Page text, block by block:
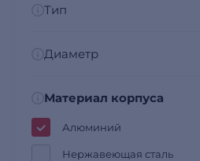
Тип
Диаметр
Материал корпуса
Алюминий
Нержавеющая сталь